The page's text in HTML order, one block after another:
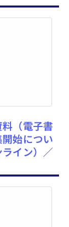
（電子書
始につい
イン）／